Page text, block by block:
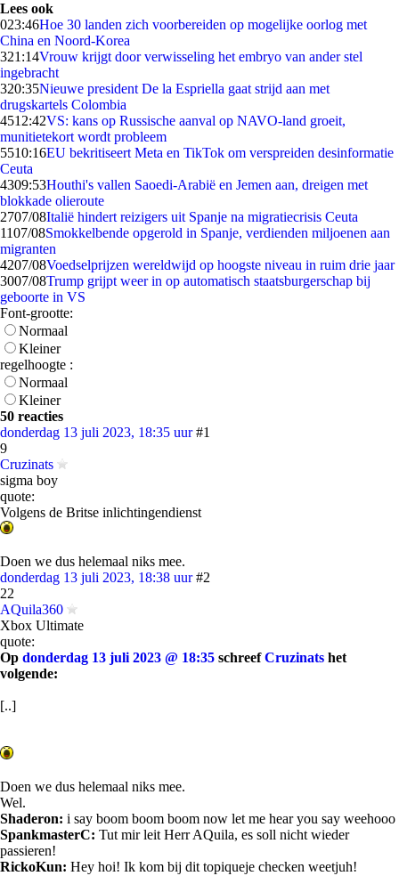
Lees ook
023:46Hoe 30 landen zich voorbereiden op mogelijke oorlog met
China en Noord-Korea
321:14Vrouw krijgt door verwisseling het embryo van ander stel
ingebracht
320:35Nieuwe president De la Espriella gaat strijd aan met
drugskartels Colombia
4512:42VS: kans op Russische aanval op NAVO-land groeit,
munitietekort wordt probleem
5510:16EU bekritiseert Meta en TikTok om verspreiden desinformatie
Ceuta
4309:53Houthi's vallen Saoedi-Arabië en Jemen aan, dreigen met
blokkade olieroute
2707/08Italië hindert reizigers uit Spanje na migratiecrisis Ceuta
1107/08Smokkelbende opgerold in Spanje, verdienden miljoenen aan
migranten
4207/08Voedselprijzen wereldwijd op hoogste niveau in ruim drie jaar
3007/08Trump grijpt weer in op automatisch staatsburgerschap bij
geboorte in VS
Font-grootte:
Normaal
Kleiner
regelhoogte :
Normaal
Kleiner
50 reacties
donderdag 13 juli 2023, 18:35 uur #1
9
Cruzinats
sigma boy
quote:
Volgens de Britse inlichtingendienst
Doen we dus helemaal niks mee.
donderdag 13 juli 2023, 18:38 uur #2
22
AQuila360
Xbox Ultimate
quote:
Op donderdag 13 juli 2023 @ 18:35 schreefCruzinats het
volgende:
[..]
Doen we dus helemaal niks mee.
Wel.
Shaderon: i say boom boom boom now let me hear you say weehooo
SpankmasterC: Tut mir leit Herr AQuila, es soll nicht wieder
passieren!
RickoKun: Hey hoi! Ik kom bij dit topiqueje checken weetjuh!